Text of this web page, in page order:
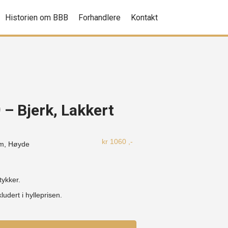
Historien om BBB Forhandlere Kontakt
– Bjerk, Lakkert
Høyde
kr1060 ,-
i hylleprisen.